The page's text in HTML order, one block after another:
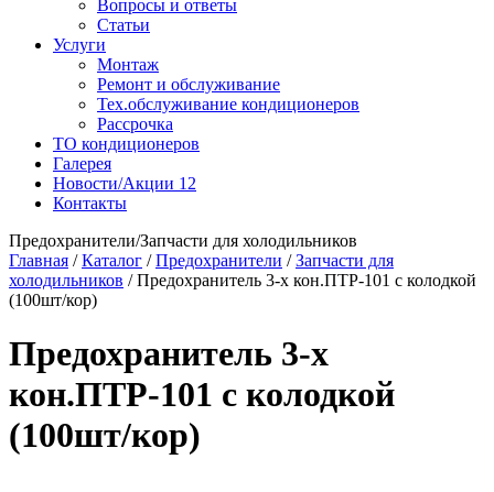
Вопросы и ответы
Статьи
Услуги
Монтаж
Ремонт и обслуживание
Тех.обслуживание кондиционеров
Рассрочка
ТО кондиционеров
Галерея
Новости/Акции 12
Контакты
Предохранители/Запчасти для холодильников
Главная /Каталог /Предохранители /Запчасти для
холодильников /Предохранитель 3-х кон.ПТР-101 с колодкой
(100шт/кор)
Предохранитель 3-х
кон.ПТР-101 с колодкой
(100шт/кор)